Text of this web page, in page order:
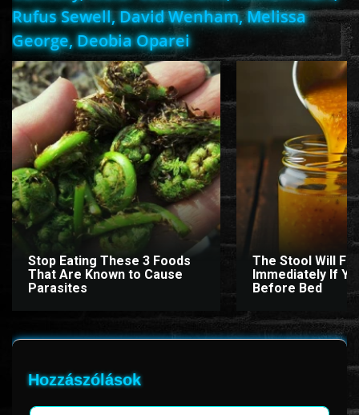
Rufus Sewell, David Wenham, Melissa
George, Deobia Oparei
Stop Eating These 3 Foods
That Are Known to Cause
Parasites
The Stool Will Fly
Immediately If
Before Bed
Hozzászólások